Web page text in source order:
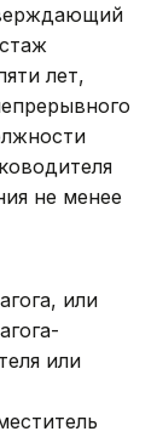
лет,
не менее
или
или